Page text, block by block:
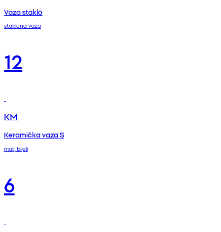
Vaza staklo
staklena vaza
12
KM
Keramička vaza S
mali, bijeli
6